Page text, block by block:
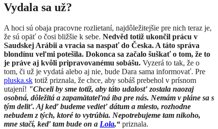
Vydala sa už?
A hoci sú obaja pracovne rozlietaní, najdôležitejšie pre nich teraz je,
že sú opäť o čosi bližšie k sebe. Nedvěd totiž ukončil prácu v
Saudskej Arábii a vracia sa naspať do Česka. A táto správa
blondínu veľmi potešila. Dokonca sa začalo šuškať o tom, že to
je práve aj kvôli pripravovanému sobášu. Vyzerá to tak, že o
tom, či už je vydatá alebo aj nie, bude Dara sama informovať. Pre
pluska.sk totiž priznala, že chce, aby sobáš prebehol v prísnom
utajení! "Chceli by sme totiž, aby táto udalosť zostala naozaj
osobná, dôležitá a zapamätateľná iba pre nás. Nemám v pláne sa s
tým deliť. Aj keď budeme vedieť dátum a miesto, rozhodne
nebudem z tých, ktoré to vytrúbia. Nepotrebujeme tam nikoho,
mne stačí, keď tam bude on a Lola,“ priznala.